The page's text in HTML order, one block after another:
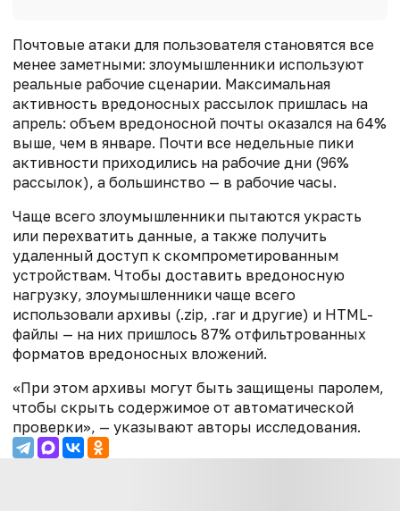
Почтовые атаки для пользователя становятся все
менее заметными: злоумышленники используют
реальные рабочие сценарии. Максимальная
активность вредоносных рассылок пришлась на
апрель: объем вредоносной почты оказался на 64%
выше, чем в январе. Почти все недельные пики
активности приходились на рабочие дни (96%
рассылок), а большинство — в рабочие часы.
Чаще всего злоумышленники пытаются украсть
или перехватить данные, а также получить
удаленный доступ к скомпрометированным
устройствам. Чтобы доставить вредоносную
нагрузку, злоумышленники чаще всего
использовали архивы (.zip, .rar и другие) и HTML-
файлы — на них пришлось 87% отфильтрованных
форматов вредоносных вложений.
«При этом архивы могут быть защищены паролем,
чтобы скрыть содержимое от автоматической
проверки», — указывают авторы исследования.